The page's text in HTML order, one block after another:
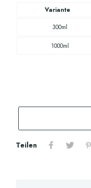
Variante
300ml
1000ml
Teilen